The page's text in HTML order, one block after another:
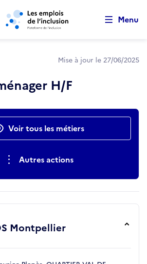
Aller au contenu principal
Menu
Mise à jour le 27/06/2025
H/F
Voir tous les métiers
Autres actions
Montpellier
pagecookies